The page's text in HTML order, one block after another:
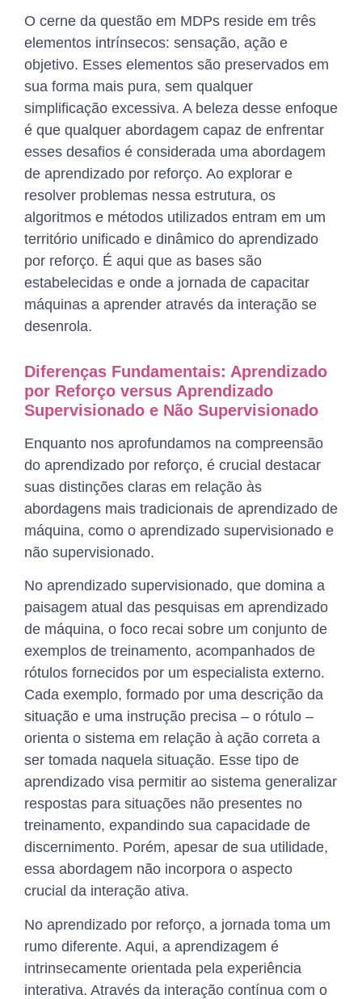
O cerne da questão em MDPs reside em três
elementos intrínsecos: sensação, ação e
objetivo. Esses elementos são preservados em
sua forma mais pura, sem qualquer
simplificação excessiva. A beleza desse enfoque
é que qualquer abordagem capaz de enfrentar
esses desafios é considerada uma abordagem
de aprendizado por reforço. Ao explorar e
resolver problemas nessa estrutura, os
algoritmos e métodos utilizados entram em um
território unificado e dinâmico do aprendizado
por reforço. É aqui que as bases são
estabelecidas e onde a jornada de capacitar
máquinas a aprender através da interação se
desenrola.
Diferenças Fundamentais: Aprendizado
por Reforço versus Aprendizado
Supervisionado e Não Supervisionado
Enquanto nos aprofundamos na compreensão
do aprendizado por reforço, é crucial destacar
suas distinções claras em relação às
abordagens mais tradicionais de aprendizado de
máquina, como o aprendizado supervisionado e
não supervisionado.
No aprendizado supervisionado, que domina a
paisagem atual das pesquisas em aprendizado
de máquina, o foco recai sobre um conjunto de
exemplos de treinamento, acompanhados de
rótulos fornecidos por um especialista externo.
Cada exemplo, formado por uma descrição da
situação e uma instrução precisa – o rótulo –
orienta o sistema em relação à ação correta a
ser tomada naquela situação. Esse tipo de
aprendizado visa permitir ao sistema generalizar
respostas para situações não presentes no
treinamento, expandindo sua capacidade de
discernimento. Porém, apesar de sua utilidade,
essa abordagem não incorpora o aspecto
crucial da interação ativa.
No aprendizado por reforço, a jornada toma um
rumo diferente. Aqui, a aprendizagem é
intrinsecamente orientada pela experiência
interativa. Através da interação contínua com o